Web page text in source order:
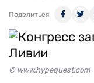
Поделиться
© www.hypequest.com